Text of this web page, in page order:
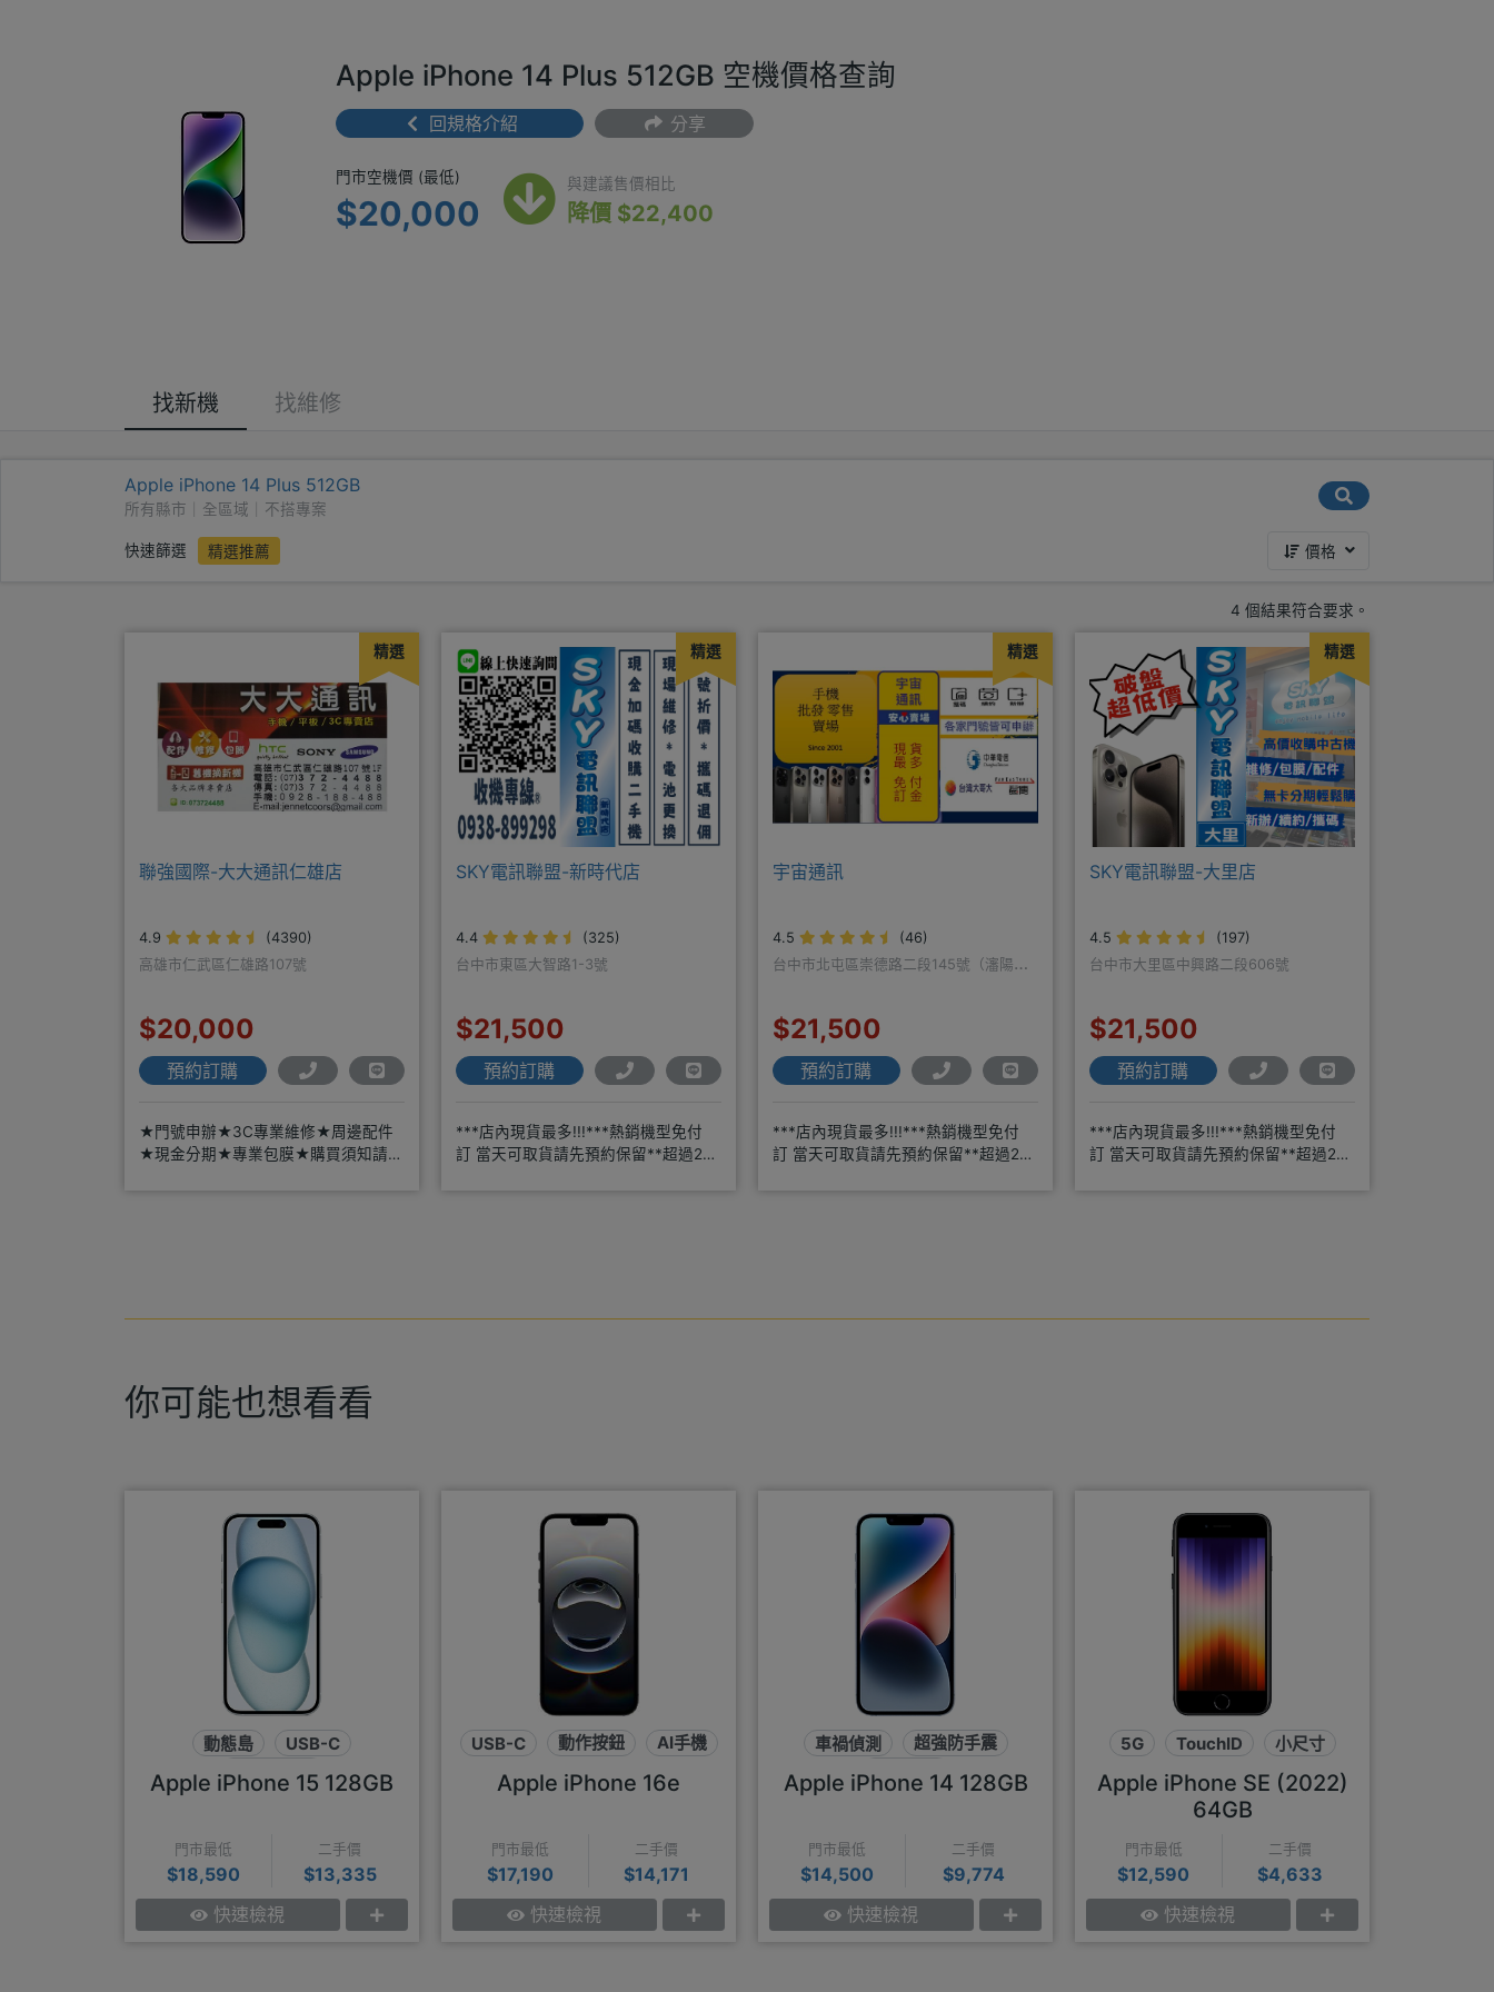
Apple iPhone 14 Plus 512GB 空機價格查詢
回規格介紹 分享
門市空機價 (最低) $20,000
門市空機價 (最低)
$20,000
與建議售價相比
降價 $22,400
找新機 找維修
Apple iPhone 14 Plus 512GB
所有縣市｜全區域｜不搭專案
快速篩選 精選推薦 價格
4 個結果符合要求。
精選
聯強國際-大大通訊仁雄店
4.9
(4390)
高雄市仁武區仁雄路107號
$20,000
預約訂購
★門號申辦★3C專業維修★周邊配件
★現金分期★專業包膜★購買須知請詳
精選
SKY電訊聯盟-新時代店
4.4
(325)
台中市東區大智路1-3號
$21,500
預約訂購
***店內現貨最多!!!***熱銷機型免付
訂 當天可取貨請先預約保留**超過20
精選
宇宙通訊
4.5
(46)
台中市北屯區崇德路二段145號（瀋陽路
$21,500
預約訂購
***店內現貨最多!!!***熱銷機型免付
訂 當天可取貨請先預約保留**超過20
精選
SKY電訊聯盟-大里店
4.5
(197)
台中市大里區中興路二段606號
$21,500
預約訂購
***店內現貨最多!!!***熱銷機型免付
訂 當天可取貨請先預約保留**超過20
你可能也想看看
動態島
USB-C
48MP鏡頭
Apple iPhone 15 128GB
門市最低
$18,590
二手價
$13,335
快速檢視
USB-C 動作按鈕 AI手機
Apple iPhone 16e
門市最低
$17,190
二手價
$14,171
快速檢視
車禍偵測
超強防手震
瀏海螢幕
Apple iPhone 14 128GB
門市最低
$14,500
二手價
$9,774
快速檢視
5G TouchID 小尺寸
Apple iPhone SE (2022)
64GB
門市最低
$12,590
二手價
$4,633
快速檢視